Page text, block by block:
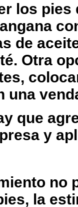
los
de
Otra
una
que
y
no
la